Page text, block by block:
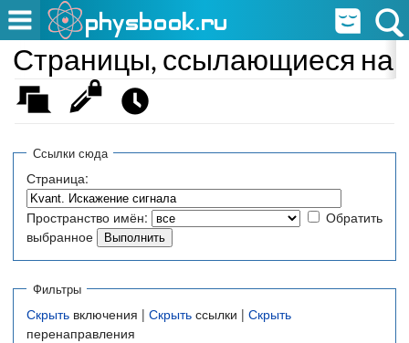
Страницы, ссылающиеся на
Ссылки сюда
Страница:
Пространство имён:
Обратить
выбранное
Фильтры
Скрыть включения | Скрыть ссылки | Скрыть
перенаправления